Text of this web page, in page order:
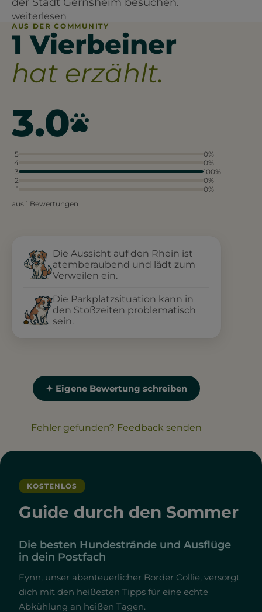
weiterlesen
AUS DER COMMUNITY
1 Vierbeiner
hat erzählt.
3.0
5
0%
4
0%
3
100%
2
0%
1
0%
aus 1 Bewertungen
Die Aussicht auf den Rhein ist
atemberaubend und lädt zum
Verweilen ein.
Die Parkplatzsituation kann in
den Stoßzeiten problematisch
sein.
✦ Eigene Bewertung schreiben
Fehler gefunden? Feedback senden
KOSTENLOS
Guide durch den Sommer
Die besten Hundestrände und Ausflüge
in dein Postfach
Fynn, unser abenteuerlicher Border Collie, versorgt
dich mit den heißesten Tipps für eine echte
Abkühlung an heißen Tagen.